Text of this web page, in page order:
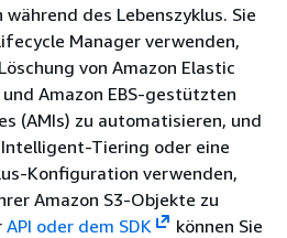
des Lebenszyklus. Sie
Manager verwenden,
von Amazon Elastic
Amazon EBS-gestützten
(AMIs) zu automatisieren, und
Intelligent-Tiering oder eine
Konfiguration verwenden,
Amazon S3-Objekte zu
API oder dem SDK
können Sie